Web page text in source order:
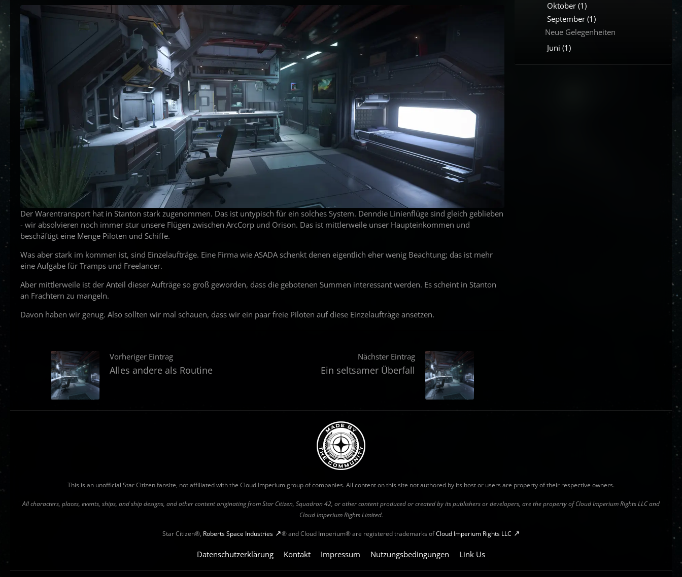
Der Warentransport hat in Stanton stark zugenommen. Das ist untypisch für ein solches System. Denndie Linienflüge sind gleich geblieben
- wir absolvieren noch immer stur unsere Flügen zwischen ArcCorp und Orison. Das ist mittlerweile unser Haupteinkommen und
beschäftigt eine Menge Piloten und Schiffe.
Was aber stark im kommen ist, sind Einzelaufträge. Eine Firma wie ASADA schenkt denen eigentlich eher wenig Beachtung; das ist mehr
eine Aufgabe für Tramps und Freelancer.
Aber mittlerweile ist der Anteil dieser Aufträge so groß geworden, dass die gebotenen Summen interessant werden. Es scheint in Stanton
an Frachtern zu mangeln.
Davon haben wir genug. Also sollten wir mal schauen, dass wir ein paar freie Piloten auf diese Einzelaufträge ansetzen.
Vorheriger Eintrag
Alles andere als Routine
Nächster Eintrag
Ein seltsamer Überfall
Oktober (1)
September (1)
Neue Gelegenheiten
Juni (1)
This is an unofficial Star Citizen fansite, not affiliated with the Cloud Imperium group of companies. All content on this site not authored by its host or users are property of their respective owners.
All characters, places, events, ships, and ship designs, and other content originating from Star Citizen, Squadron 42, or other content produced or created by its publishers or developers, are the property of Cloud Imperium Rights LLC and
Cloud Imperium Rights Limited.
Star Citizen®, Roberts Space Industries ® and Cloud Imperium® are registered trademarks ofCloud Imperium Rights LLC
Datenschutzerklärung Kontakt Impressum Nutzungsbedingungen Link Us